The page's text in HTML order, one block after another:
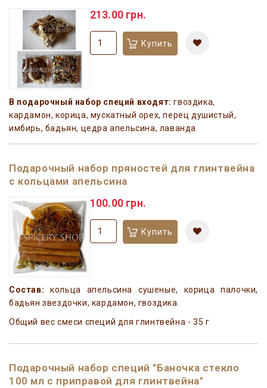
213.00 грн.
Купить
В подарочный набор специй входят: гвоздика,
кардамон, корица, мускатный орех, перец душистый,
имбирь, бадьян, цедра апельсина, лаванда.
Подарочный набор пряностей для глинтвейна
с кольцами апельсина
100.00 грн.
Купить
Состав: кольца апельсина сушеные, корица палочки,
бадьян звездочки, кардамон, гвоздика.
Общий вес смеси специй для глинтвейна - 35 г
Подарочный набор специй "Баночка стекло
100 мл с приправой для глинтвейна"